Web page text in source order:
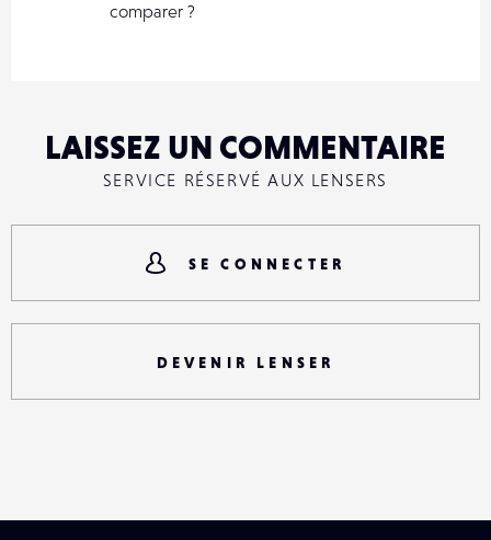
comparer ?
LAISSEZ UN COMMENTAIRE
SERVICE RÉSERVÉ AUX LENSERS
SE CONNECTER
DEVENIR LENSER